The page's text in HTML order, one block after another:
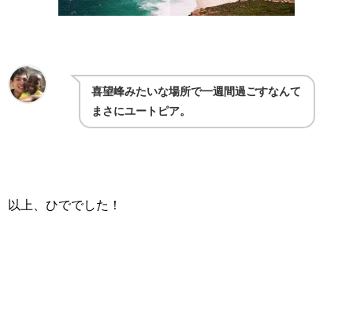
喜望峰みたいな場所で一週間過ごすなんて
まさにユートピア。
以上、ひででした！